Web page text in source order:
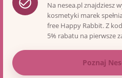
Na nesea.pl znajdziesz
kosmetyki marek
free Happy Rabbit. Z
5% rabatu na pierwsze
Poznaj